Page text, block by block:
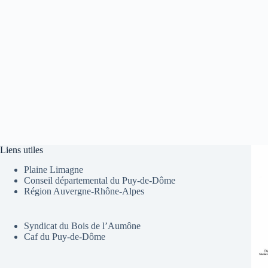
Liens utiles
Plaine Limagne
Conseil départemental du Puy-de-Dôme
Région Auvergne-Rhône-Alpes
Syndicat du Bois de l’Aumône
Caf du Puy-de-Dôme